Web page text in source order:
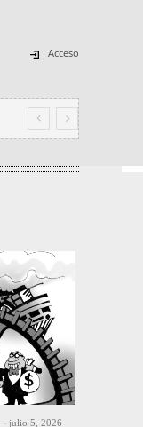
Acceso
- julio 5, 2026